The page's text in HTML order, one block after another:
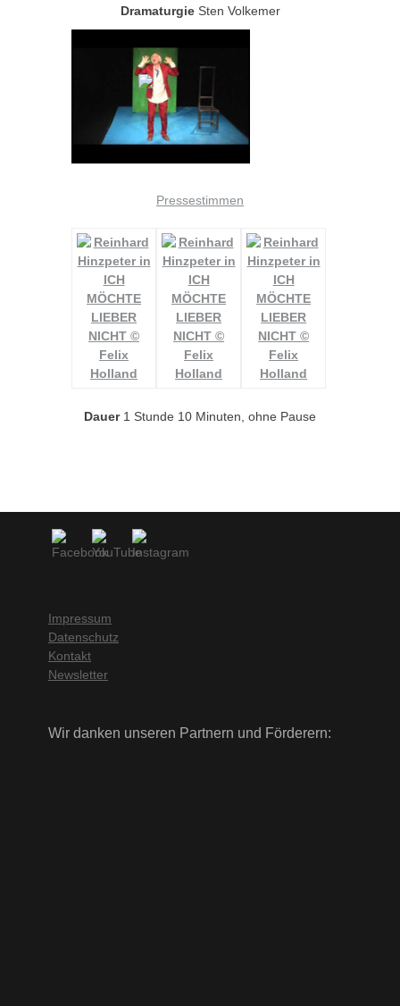
Dramaturgie Sten Volkemer
Pressestimmen
Dauer 1 Stunde 10 Minuten, ohne Pause
Impressum
Datenschutz
Kontakt
Newsletter
Wir danken unseren Partnern und Förderern: